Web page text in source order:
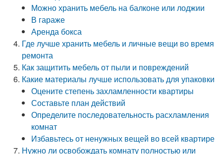
Можно хранить мебель на балконе или лоджии
В гараже
Аренда бокса
Где лучше хранить мебель и личные вещи во время
ремонта
Как защитить мебель от пыли и повреждений
Какие материалы лучше использовать для упаковки
Оцените степень захламленности квартиры
Составьте план действий
Определите последовательность расхламления
комнат
Избавьтесь от ненужных вещей во всей квартире
Нужно ли освобождать комнату полностью или